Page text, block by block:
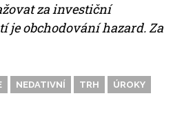
za investiční
je obchodování hazard. Za
NEDATIVNÍ TRH ÚROKY